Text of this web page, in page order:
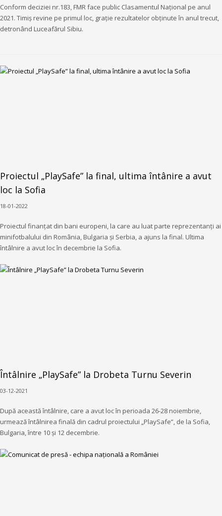
Conform deciziei nr.183, FMR face public Clasamentul Național pe anul
2021. Timiș revine pe primul loc, grație rezultatelor obținute în anul trecut,
detronând Luceafărul Sibiu.
Proiectul „PlaySafe” la final, ultima întânire a avut
loc la Sofia
18-01-2022
Proiectul finanțat din bani europeni, la care au luat parte reprezentanți ai
minifotbalului din România, Bulgaria și Serbia, a ajuns la final. Ultima
întâlnire a avut loc în decembrie la Sofia.
Întâlnire „PlaySafe” la Drobeta Turnu Severin
03-12-2021
După această întâlnire, care a avut loc în perioada 26-28 noiembrie,
urmează întâlnirea finală din cadrul proiectului „PlaySafe”, de la Sofia,
Bulgaria, între 10 și 12 decembrie.